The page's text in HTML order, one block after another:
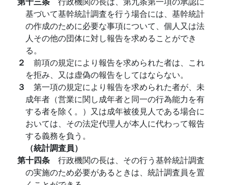
基づいて基幹統計調査を行う場合には、基幹統計
の作成のために必要な事項について、個人又は法
人その他の団体に対し報告を求めることができ
る。
２ 前項の規定により報告を求められた者は、これ
を拒み、又は虚偽の報告をしてはならない。
３ 第一項の規定により報告を求められた者が、未
成年者（営業に関し成年者と同一の行為能力を有
する者を除く。）又は成年被後見人である場合に
おいては、その法定代理人が本人に代わって報告
する義務を負う。
（統計調査員）
第十四条 行政機関の長は、その行う基幹統計調査
の実施のため必要があるときは、統計調査員を置